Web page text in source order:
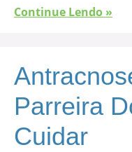
Continue Lendo »
Parreira
Cuidar